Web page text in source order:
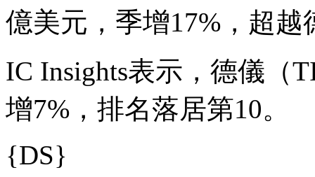
億美元，季增17%，超
IC Insights表示，德儀（
增7%，排名落居第10。
{DS}